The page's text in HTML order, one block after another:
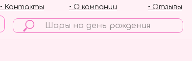
• Отзывы
• О компании
• Контакты